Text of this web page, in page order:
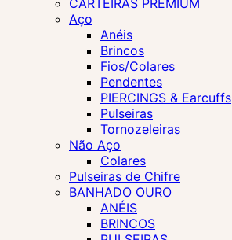
CARTEIRAS PREMIUM
Aço
Anéis
Brincos
Fios/Colares
Pendentes
PIERCINGS & Earcuffs
Pulseiras
Tornozeleiras
Não Aço
Colares
Pulseiras de Chifre
BANHADO OURO
ANÉIS
BRINCOS